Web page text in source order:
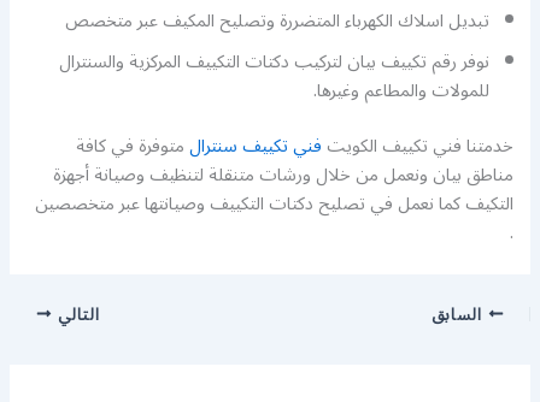
تبديل اسلاك الكهرباء المتضررة وتصليح المكيف عبر متخصص
نوفر رقم تكييف بيان لتركيب دكتات التكييف المركزية والسنترال
للمولات والمطاعم وغيرها.
خدمتنا فني تكييف الكويتفني تكييف سنترالمتوفرة في كافة
مناطق بيان ونعمل من خلال ورشات متنقلة لتنظيف وصيانة أجهزة
التكيف كما نعمل في تصليح دكتات التكييف وصيانتها عبر متخصصين
.
السابق التالي